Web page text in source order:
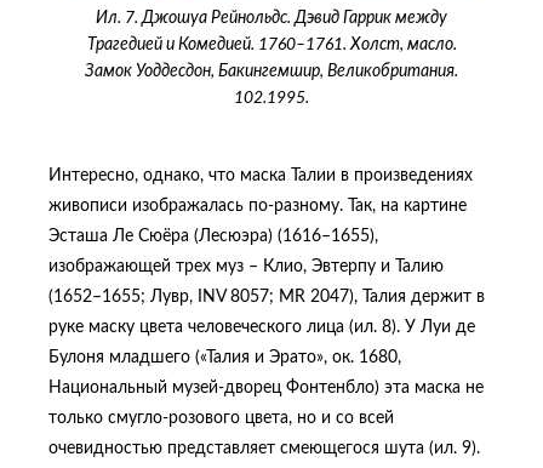
Ил. 7. Джошуа Рейнольдс. Дэвид Гаррик между
Трагедией и Комедией. 1760–1761. Холст, масло.
Замок Уоддесдон, Бакингемшир, Великобритания.
102.1995.
Интересно, однако, что маска Талии в произведениях
живописи изображалась по-разному. Так, на картине
Эсташа Ле Сюёра (Лесюэра) (1616–1655),
изображающей трех муз – Клио, Эвтерпу и Талию
(1652–1655; Лувр, INV 8057; MR 2047), Талия держит в
руке маску цвета человеческого лица (ил. 8). У Луи де
Булоня младшего («Талия и Эрато», ок. 1680,
Национальный музей-дворец Фонтенбло) эта маска не
только смугло-розового цвета, но и со всей
очевидностью представляет смеющегося шута (ил. 9).